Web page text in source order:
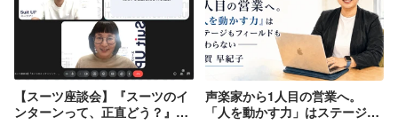
なってお客様や商品・サービスと本気で
向き合うことが必要なため、社員の情
熱・モチベーションなど前向きなエネル
ギーの回復が不可欠です。「経営支援」
を通じて、企業に関わる「人」の成長と
再生を目指します。 ４．インテリジェン
ス × リーダーシップ 「人」を置き去りに
した経営戦略では「実行」されません。
【スーツ座談会】『スーツのイ
ンターンって、正直どう？』期
声楽家から1人目の営業へ。
「人を動かす力」はステージも